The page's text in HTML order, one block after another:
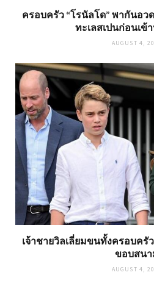
ครอบครัว “โรนัลโด” พากันอ
ทะเลสเปนก่อนเข้
AUGUST 4,
เจ้าชายวิลเลี่ยมขนทั้งครอบค
ขอบสน
AUGUST 4,